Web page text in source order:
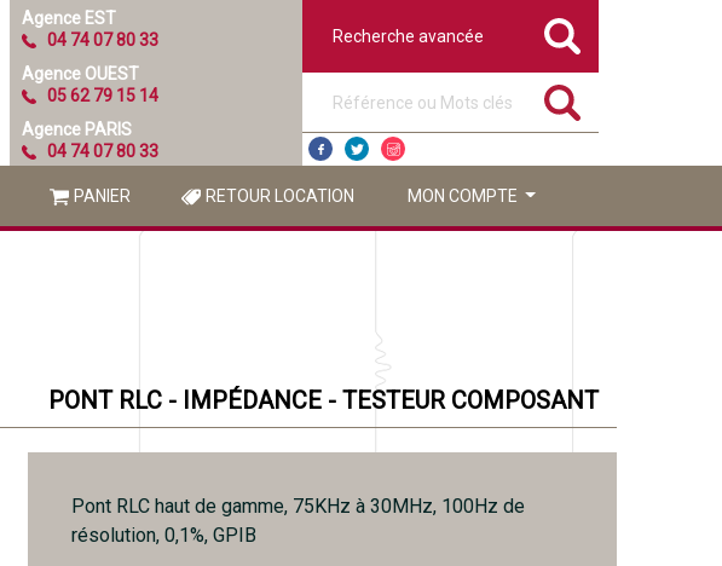
Agence EST
04 74 07 80 33
Agence OUEST
05 62 79 15 14
Agence PARIS
04 74 07 80 33
Recherche avancée
PANIER RETOUR LOCATION MON COMPTE
PONT RLC - IMPÉDANCE - TESTEUR COMPOSANT
Pont RLC haut de gamme, 75KHz à 30MHz, 100Hz de
résolution, 0,1%, GPIB